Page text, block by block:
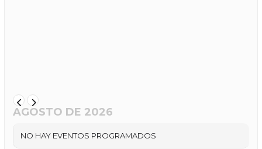
AGOSTO DE 2026
NO HAY EVENTOS PROGRAMADOS